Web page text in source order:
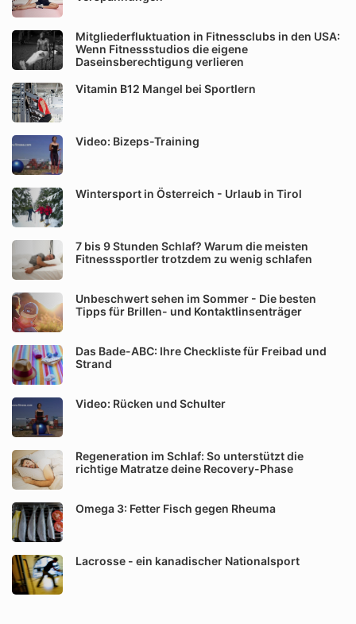
Mitgliederfluktuation in Fitnessclubs in den USA:
Wenn Fitnessstudios die eigene
Daseinsberechtigung verlieren
Vitamin B12 Mangel bei Sportlern
Video: Bizeps-Training
Wintersport in Österreich - Urlaub in Tirol
7 bis 9 Stunden Schlaf? Warum die meisten
Fitnesssportler trotzdem zu wenig schlafen
Unbeschwert sehen im Sommer - Die besten
Tipps für Brillen- und Kontaktlinsenträger
Das Bade-ABC: Ihre Checkliste für Freibad und
Strand
Video: Rücken und Schulter
Regeneration im Schlaf: So unterstützt die
richtige Matratze deine Recovery-Phase
Omega 3: Fetter Fisch gegen Rheuma
Lacrosse - ein kanadischer Nationalsport